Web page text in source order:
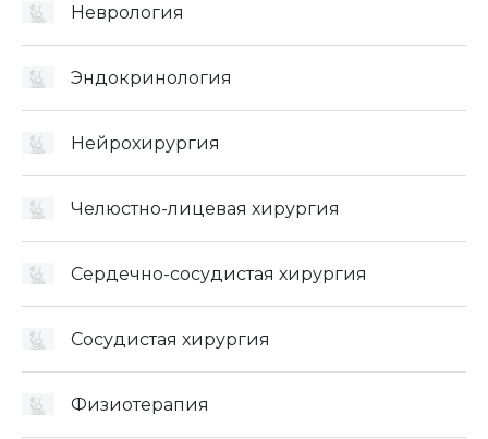
Неврология
Эндокринология
Нейрохирургия
Челюстно-лицевая хирургия
Сердечно-сосудистая хирургия
Сосудистая хирургия
Физиотерапия